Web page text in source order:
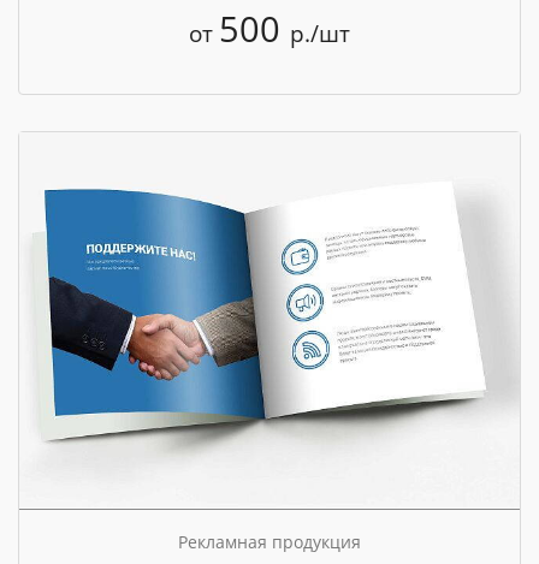
от 500 р./шт
Рекламная продукция